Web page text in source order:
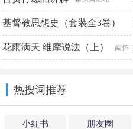
基督教思想史（套装全3卷）
胡斯都•L.冈察雷斯
花雨满天 维摩说法（上） 南怀
热搜词推荐
小红书 朋友圈